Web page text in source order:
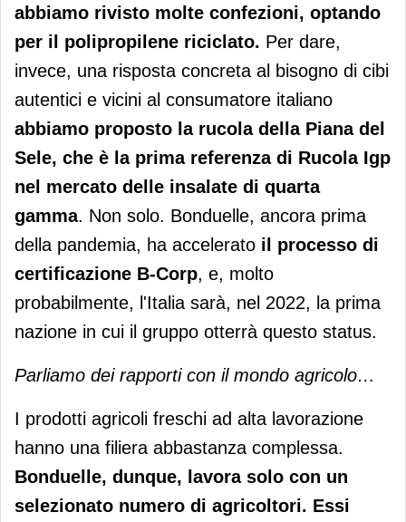
abbiamo rivisto molte confezioni, optando
per il polipropilene riciclato. Per dare,
invece, una risposta concreta al bisogno di cibi
autentici e vicini al consumatore italiano
abbiamo proposto la rucola della Piana del
Sele, che è la prima referenza di Rucola Igp
nel mercato delle insalate di quarta
gamma. Non solo. Bonduelle, ancora prima
della pandemia, ha accelerato il processo di
certificazione B-Corp, e, molto
probabilmente, l'Italia sarà, nel 2022, la prima
nazione in cui il gruppo otterrà questo status.
Parliamo dei rapporti con il mondo agricolo…
I prodotti agricoli freschi ad alta lavorazione
hanno una filiera abbastanza complessa.
Bonduelle, dunque, lavora solo con un
selezionato numero di agricoltori. Essi